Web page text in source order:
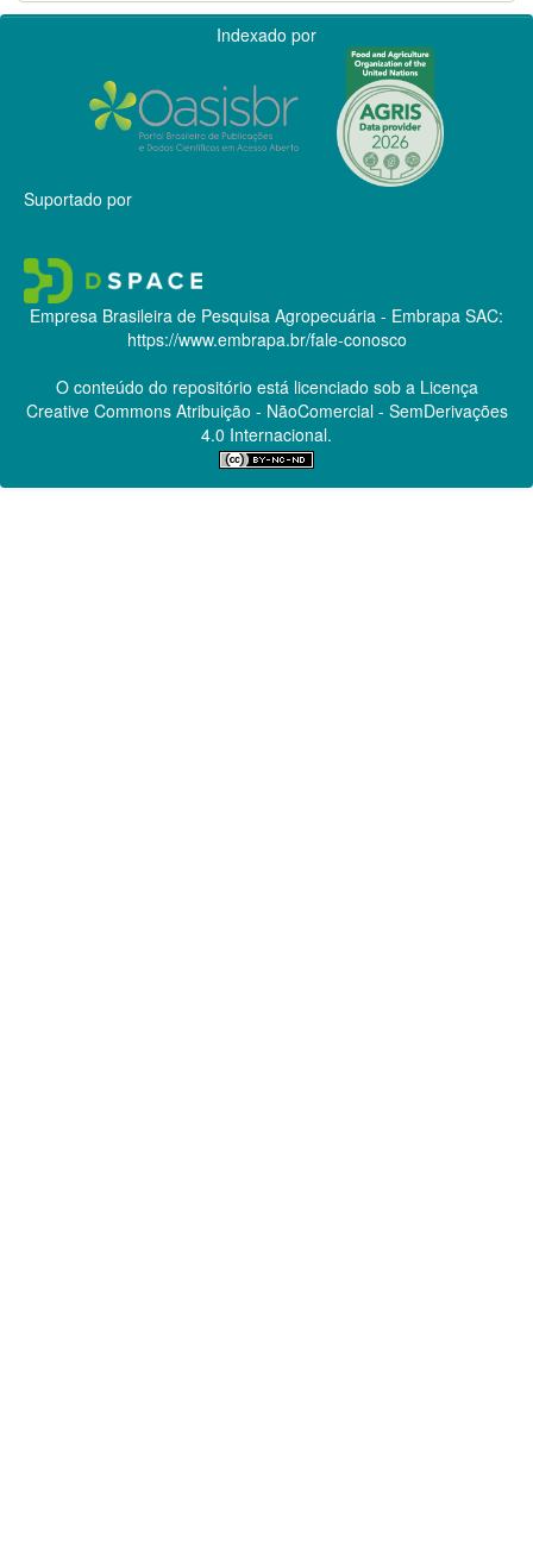
Indexado por
Suportado por
Empresa Brasileira de Pesquisa Agropecuária - Embrapa SAC:
https://www.embrapa.br/fale-conosco
O conteúdo do repositório está licenciado sob a Licença
Creative CommonsAtribuição - NãoComercial - SemDerivações
4.0 Internacional.